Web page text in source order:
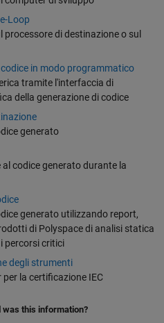
Loop
di destinazione o sul
in modo programmatico
tramite l'interfaccia di
della generazione di codice
generato
codice generato durante la
generato utilizzando report,
di Polyspace di analisi statica
percorsi critici
degli strumenti
la certificazione IEC
was this information?